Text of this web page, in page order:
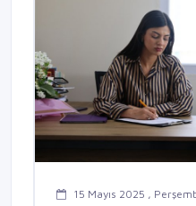
15 Mayıs 2025 ,